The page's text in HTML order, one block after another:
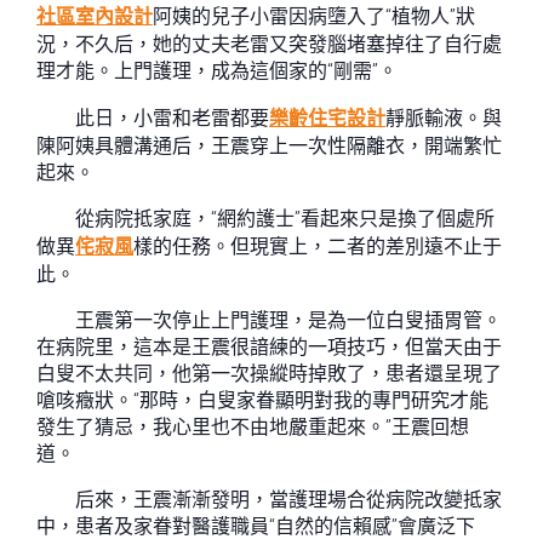
社區室內設計阿姨的兒子小雷因病墮入了“植物人”狀
況，不久后，她的丈夫老雷又突發腦堵塞掉往了自行處
理才能。上門護理，成為這個家的“剛需”。
此日，小雷和老雷都要樂齡住宅設計靜脈輸液。與
陳阿姨具體溝通后，王震穿上一次性隔離衣，開端繁忙
起來。
從病院抵家庭，“網約護士”看起來只是換了個處所
做異侘寂風樣的任務。但現實上，二者的差別遠不止于
此。
王震第一次停止上門護理，是為一位白叟插胃管。
在病院里，這本是王震很諳練的一項技巧，但當天由于
白叟不太共同，他第一次操縱時掉敗了，患者還呈現了
嗆咳癥狀。“那時，白叟家眷顯明對我的專門研究才能
發生了猜忌，我心里也不由地嚴重起來。”王震回想
道。
后來，王震漸漸發明，當護理場合從病院改變抵家
中，患者及家眷對醫護職員“自然的信賴感”會廣泛下